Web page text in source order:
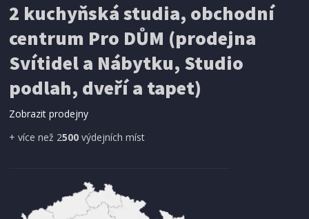
199 Kč Přidat do košíku
SÍŤ PROTI HMYZU
ProGarden KO-CY5910600 Síť proti hmyzu do
dveří magnetická 210 x 100 cm
2 kuchyňská studia, obchodní
centrum Pro DŮM (prodejna
Svítidel a Nábytku, Studio
podlah, dveří a tapet)
Zobrazit prodejny
+ více než 2500 výdejních míst